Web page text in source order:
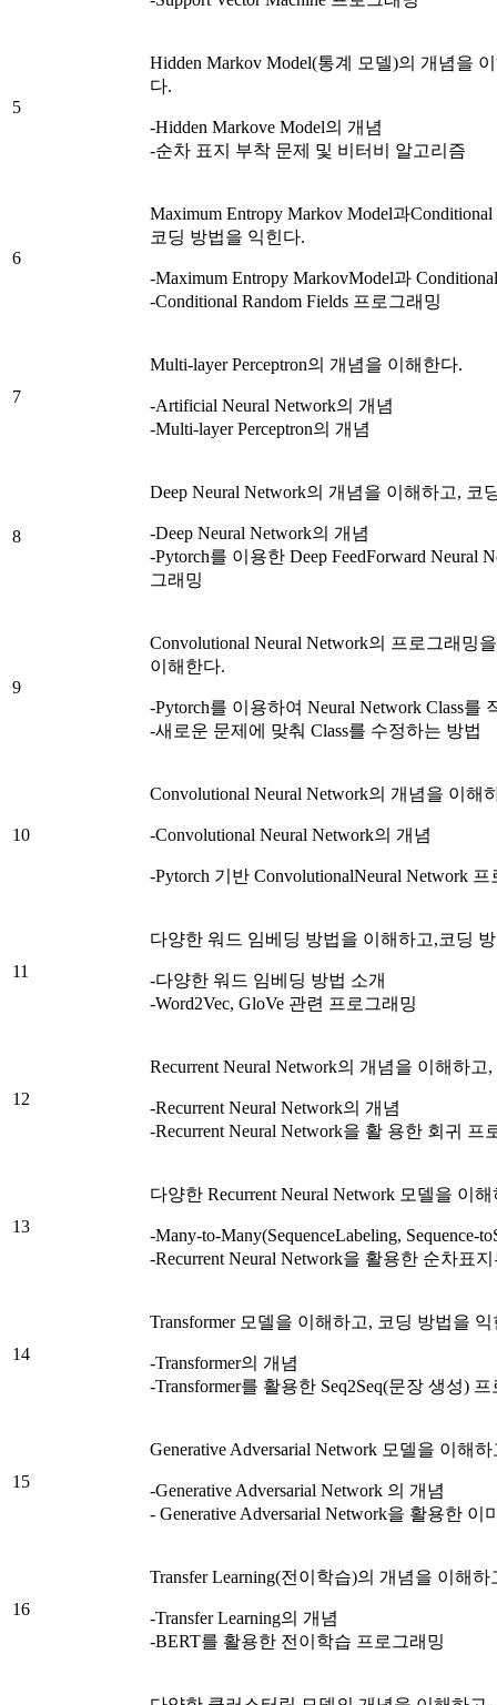
5
Hidden Markov Model(통계 모델)의 개념을
다.
-Hidden Markove Model의 개념
-순차 표지 부착 문제 및 비터비 알고리즘
6
Maximum Entropy Markov Model과
코딩 방법을 익힌다.
-Maximum Entropy MarkovModel과
-Conditional Random Fields 프로그래밍
7
Multi-layer Perceptron의 개념을 이해한다.
-Artificial Neural Network의 개념
-Multi-layer Perceptron의 개념
8
Deep Neural Network의 개념을 이해하고, 코
-Deep Neural Network의 개념
-Pytorch를 이용한 Deep FeedForward Neural
그래밍
9
Convolutional Neural Network의 프로그래밍
이해한다.
-Pytorch를 이용하여 Neural Network Class를
-새로운 문제에 맞춰 Class를 수정하는 방법
10
Convolutional Neural Network의 개념을 이해
-Convolutional Neural Network의 개념
-Pytorch 기반 ConvolutionalNeural Network
11
다양한 워드 임베딩 방법을 이해하고,코딩
-다양한 워드 임베딩 방법 소개
-Word2Vec, GloVe 관련 프로그래밍
12
Recurrent Neural Network의 개념을 이해하
-Recurrent Neural Network의 개념
-Recurrent Neural Network을 활 용한 회귀 프
13
다양한 Recurrent Neural Network 모델을 이
-Many-to-Many(SequenceLabeling, Sequence-
-Recurrent Neural Network을 활용한 순차표
14
Transformer 모델을 이해하고, 코딩 방법을
-Transformer의 개념
-Transformer를 활용한 Seq2Seq(문장 생성)
15
Generative Adversarial Network 모델을 이해
-Generative Adversarial Network 의 개념
- Generative Adversarial Network을 활용한
16
Transfer Learning(전이학습)의 개념을 이해
-Transfer Learning의 개념
-BERT를 활용한 전이학습 프로그래밍